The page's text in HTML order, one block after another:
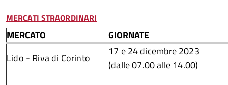
MERCATI STRAORDINARI
MERCATO
GIORNATE
Lido - Riva di Corinto
17 e 24 dicembre 2023
(dalle 07.00 alle 14.00)